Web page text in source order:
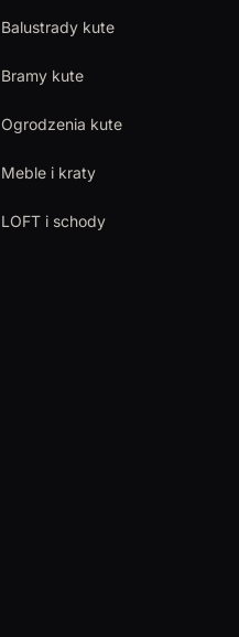
Balustrady kute
Bramy kute
Ogrodzenia kute
Meble i kraty
LOFT i schody